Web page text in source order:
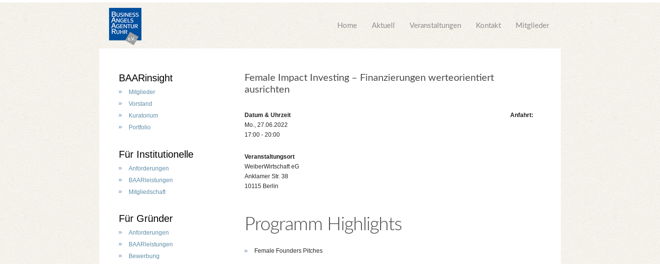
Home Aktuell Veranstaltungen Kontakt Mitglieder
Female Impact Investing – Finanzierungen werteorientiert
ausrichten
Anfahrt:
Datum & Uhrzeit
Mo., 27.06.2022
17:00 - 20:00
Veranstaltungsort
WeiberWirtschaft eG
Anklamer Str. 38
10115 Berlin
Programm Highlights
Female Founders Pitches
BAARinsight
Mitglieder
Vorstand
Kuratorium
Portfolio
Für Institutionelle
Anforderungen
BAARleistungen
Mitgliedschaft
Für Gründer
Anforderungen
BAARleistungen
Bewerbung